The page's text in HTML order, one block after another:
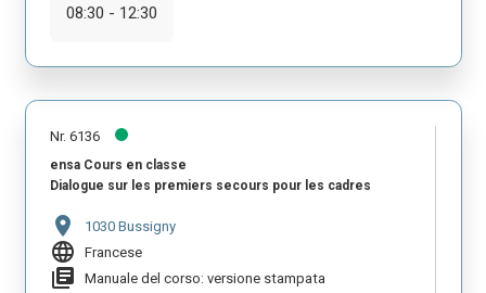
08:30 - 12:30
Nr. 6136
ensa Cours en classe
Dialogue sur les premiers secours pour les cadres
location_on 1030 Bussigny
language Francese
library_books Manuale del corso: versione stampata